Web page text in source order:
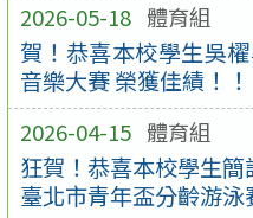
2026-05-18 體育組
賀！恭喜本校學生吳
音樂大賽 榮獲佳績！！
2026-04-15 體育組
狂賀！恭喜本校學生
臺北市青年盃分齡游泳